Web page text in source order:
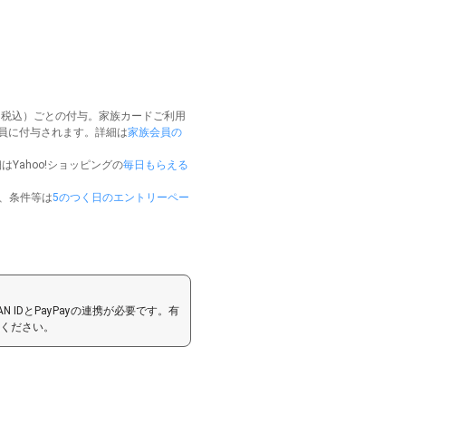
込）ごとの付与。家族カードご利用
に付与されます。詳細は家族会員の
Yahoo!ショッピングの毎日もらえる
条件等は5のつく日のエントリーペー
IDとPayPayの連携が必要です。有
ださい。